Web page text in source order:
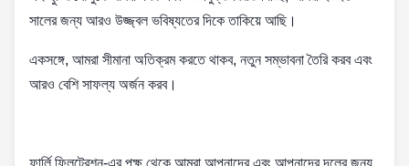
সালের জন্য আরও উজ্জ্বল ভবিষ্যতের দিকে তাকিয়ে আছি।
একসঙ্গে, আমরা সীমানা অতিক্রম করতে থাকব, নতুন সম্ভাবনা তৈরি করব এবং
আরও বেশি সাফল্য অর্জন করব।
ফার্লি ফিলট্রেশন-এর পক্ষ থেকে আমরা আপনাদের এবং আপনাদের দলের জন্য